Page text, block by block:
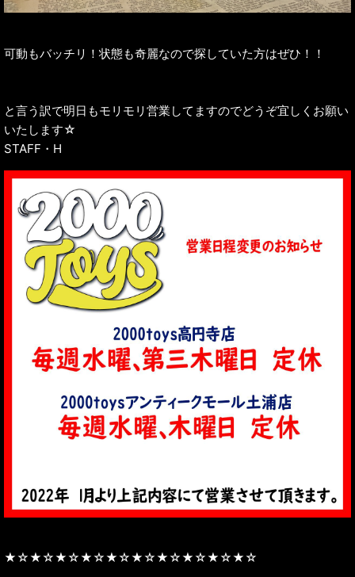
可動もバッチリ！状態も奇麗なので探していた方はぜひ！！
と言う訳で明日もモリモリ営業してますのでどうぞ宜しくお願い
いたします☆
STAFF・H
★☆★☆★☆★☆★☆★☆★☆★☆★☆★☆